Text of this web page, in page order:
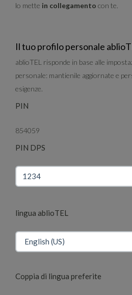
lo mette in collegamento con te.
Il tuo profilo personale
ablioTEL risponde in base alle
personale: mantienile aggiornate e
esigenze.
PIN
854059
PIN DPS
lingua ablioTEL
Coppia di lingua preferite